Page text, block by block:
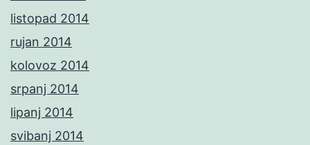
listopad 2014
rujan 2014
kolovoz 2014
srpanj 2014
lipanj 2014
svibanj 2014